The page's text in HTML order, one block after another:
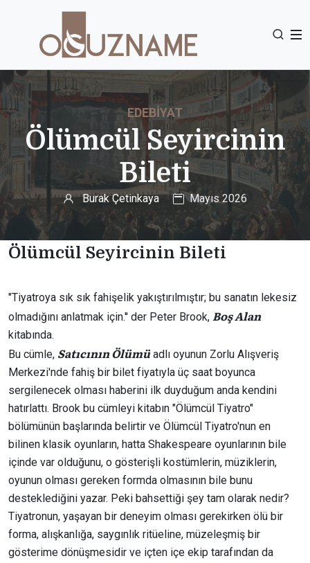
EDEBIYAT
Ölümcül Seyircinin
Bileti
Burak Çetinkaya Mayıs 2026
Ölümcül Seyircinin Bileti
"Tiyatroya sık sık fahişelik yakıştırılmıştır; bu sanatın lekesiz
olmadığını anlatmak için.'' der Peter Brook, Boş Alan
kitabında.
Bu cümle, Satıcının Ölümüadlı oyunun Zorlu Alışveriş
Merkezi'nde fahiş bir bilet fiyatıyla üç saat boyunca
sergilenecek olması haberini ilk duyduğum anda kendini
hatırlattı. Brook bu cümleyi kitabın "Ölümcül Tiyatro"
bölümünün başlarında belirtir ve Ölümcül Tiyatro'nun en
bilinen klasik oyunların, hatta Shakespeare oyunlarının bile
içinde var olduğunu, o gösterişli kostümlerin, müziklerin,
oyunun olması gereken formda olmasının bile bunu
desteklediğini yazar. Peki bahsettiği şey tam olarak nedir?
Tiyatronun, yaşayan bir deneyim olması gerekirken ölü bir
forma, alışkanlığa, saygınlık ritüeline, müzeleşmiş bir
gösterime dönüşmesidir ve içten içe ekip tarafından da